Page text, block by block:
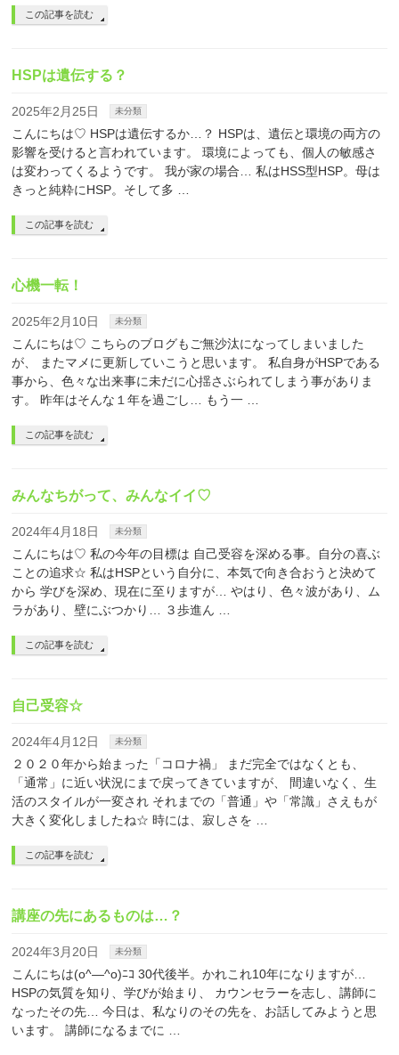
この記事を読む
HSPは遺伝する？
2025年2月25日 未分類
こんにちは♡ HSPは遺伝するか…？ HSPは、遺伝と環境の両方の
影響を受けると言われています。 環境によっても、個人の敏感さ
は変わってくるようです。 我が家の場合… 私はHSS型HSP。母は
きっと純粋にHSP。そして多 …
この記事を読む
心機一転！
2025年2月10日 未分類
こんにちは♡ こちらのブログもご無沙汰になってしまいました
が、 またマメに更新していこうと思います。 私自身がHSPである
事から、色々な出来事に未だに心揺さぶられてしまう事がありま
す。 昨年はそんな１年を過ごし… もう一 …
この記事を読む
みんなちがって、みんなイイ♡
2024年4月18日 未分類
こんにちは♡ 私の今年の目標は 自己受容を深める事。自分の喜ぶ
ことの追求☆ 私はHSPという自分に、本気で向き合おうと決めて
から 学びを深め、現在に至りますが… やはり、色々波があり、ム
ラがあり、壁にぶつかり… ３歩進ん …
この記事を読む
自己受容☆
2024年4月12日 未分類
２０２０年から始まった「コロナ禍」 まだ完全ではなくとも、
「通常」に近い状況にまで戻ってきていますが、 間違いなく、生
活のスタイルが一変され それまでの「普通」や「常識」さえもが
大きく変化しましたね☆ 時には、寂しさを …
この記事を読む
講座の先にあるものは…？
2024年3月20日 未分類
こんにちは(o^―^o)ﾆｺ 30代後半。かれこれ10年になりますが…
HSPの気質を知り、学びが始まり、 カウンセラーを志し、講師に
なったその先… 今日は、私なりのその先を、お話してみようと思
います。 講師になるまでに …